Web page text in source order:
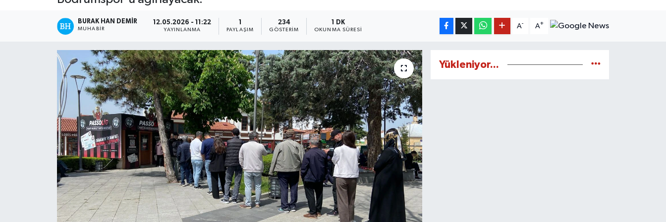
BURAK HAN DEMIR
MUHABIR
12.05.2026 - 11:22
YAYINLANMA
1
PAYLAŞIM
234
GÖSTERIM
1 DK
OKUNMA SÜRESI
A- A+
Yükleniyor...